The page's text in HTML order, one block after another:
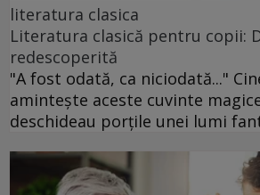
literatura clasica
Literatura clasică pentru copii:
redescoperită
"A fost odată, ca niciodată..."
amintește aceste cuvinte
deschideau porțile unei lumi